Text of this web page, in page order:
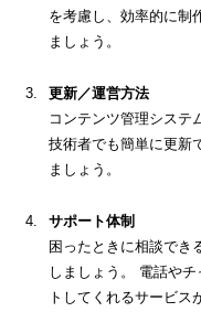
を考慮し、効率的に制
ましょう。
更新／運営方法
コンテンツ管理システ
技術者でも簡単に更新
ましょう。
サポート体制
困ったときに相談でき
しましょう。 電話や
トしてくれるサービス